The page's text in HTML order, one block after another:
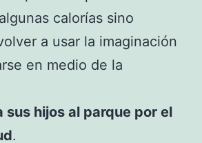
calorías sino
a usar la imaginación
en medio de la
sus hijos al parque por el
.